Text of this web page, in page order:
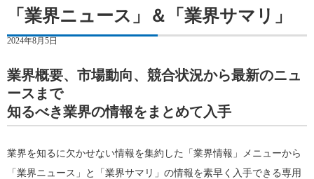
「業界ニュース」＆「業界サマリ」
2024年8月5日
業界概要、市場動向、競合状況から最新のニュ
ースまで
知るべき業界の情報をまとめて入手
業界を知るに欠かせない情報を集約した「業界情報」メニューから
「業界ニュース」と「業界サマリ」の情報を素早く入手できる専用